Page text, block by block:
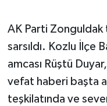
​​AK Parti Zonguldak
sarsıldı. Kozlu İlçe
amcası Rüştü
vefat haberi başta
teşkilatında ve